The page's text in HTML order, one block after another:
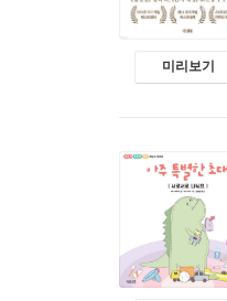
미리보기